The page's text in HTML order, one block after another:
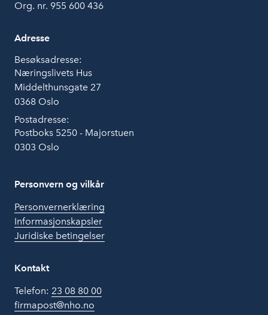
Org. nr. 955 600 436
Adresse
Besøksadresse:
Næringslivets Hus
Middelthunsgate 27
0368 Oslo
Postadresse:
Postboks 5250 - Majorstuen
0303 Oslo
Personvern og vilkår
Personvernerklæring
Informasjonskapsler
Juridiske betingelser
Kontakt
Telefon: 23 08 80 00
firmapost@nho.no